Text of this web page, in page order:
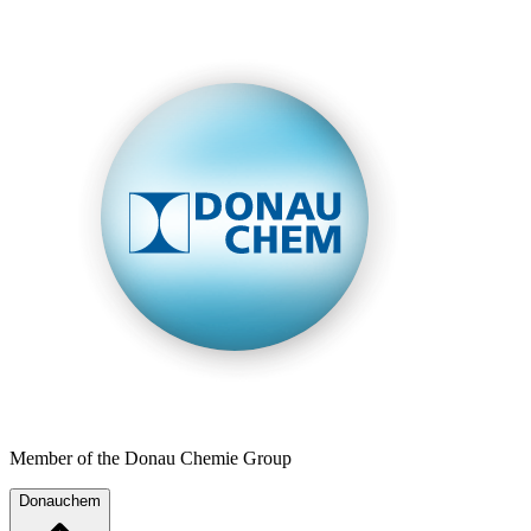
Member of the Donau Chemie Group
Donauchem